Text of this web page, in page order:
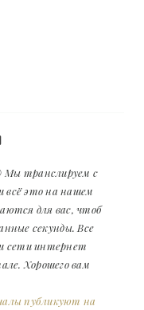
Мы транслируем с
всё это на нашем
для вас, чтоб
секунды. Все
сети интернет
Хорошего вам
публикуют на